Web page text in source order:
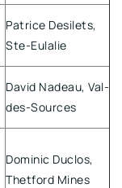
Patrice Desilets,
Ste-Eulalie
David Nadeau, Val-
des-Sources
Dominic Duclos,
Thetford Mines